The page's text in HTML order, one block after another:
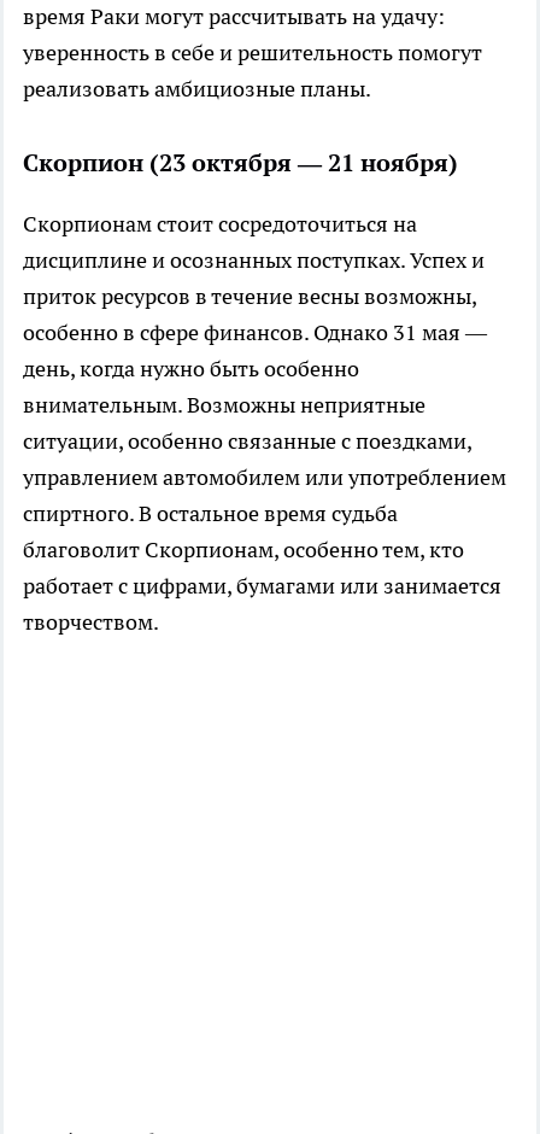
время Раки могут рассчитывать на удачу:
уверенность в себе и решительность помогут
реализовать амбициозные планы.
Скорпион (23 октября — 21 ноября)
Скорпионам стоит сосредоточиться на
дисциплине и осознанных поступках. Успех и
приток ресурсов в течение весны возможны,
особенно в сфере финансов. Однако 31 мая —
день, когда нужно быть особенно
внимательным. Возможны неприятные
ситуации, особенно связанные с поездками,
управлением автомобилем или употреблением
спиртного. В остальное время судьба
благоволит Скорпионам, особенно тем, кто
работает с цифрами, бумагами или занимается
творчеством.